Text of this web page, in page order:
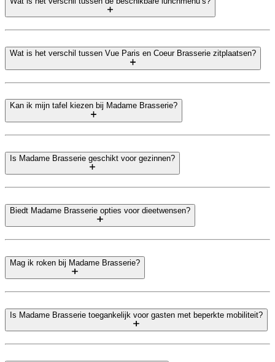
Wat is het verschil tussen Vue Paris en Coeur Brasserie zitplaatsen?
Kan ik mijn tafel kiezen bij Madame Brasserie?
Is Madame Brasserie geschikt voor gezinnen?
Biedt Madame Brasserie opties voor dieetwensen?
Mag ik roken bij Madame Brasserie?
Is Madame Brasserie toegankelijk voor gasten met beperkte mobiliteit?